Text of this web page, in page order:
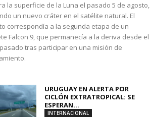
la superficie de la Luna el pasado 5 de agosto,
un nuevo cráter en el satélite natural. El
correspondía a la segunda etapa de un
Falcon 9, que permanecía a la deriva desde el
tras participar en una misión de
URUGUAY EN ALERTA POR
CICLÓN EXTRATROPICAL: SE
ESPERAN...
INTERNACIONAL